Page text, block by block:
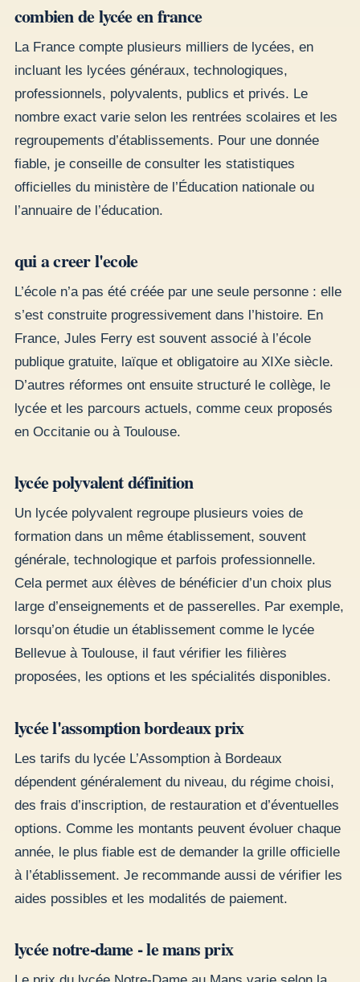
combien de lycée en france
La France compte plusieurs milliers de lycées, en
incluant les lycées généraux, technologiques,
professionnels, polyvalents, publics et privés. Le
nombre exact varie selon les rentrées scolaires et les
regroupements d’établissements. Pour une donnée
fiable, je conseille de consulter les statistiques
officielles du ministère de l’Éducation nationale ou
l’annuaire de l’éducation.
qui a creer l'ecole
L’école n’a pas été créée par une seule personne : elle
s’est construite progressivement dans l’histoire. En
France, Jules Ferry est souvent associé à l’école
publique gratuite, laïque et obligatoire au XIXe siècle.
D’autres réformes ont ensuite structuré le collège, le
lycée et les parcours actuels, comme ceux proposés
en Occitanie ou à Toulouse.
lycée polyvalent définition
Un lycée polyvalent regroupe plusieurs voies de
formation dans un même établissement, souvent
générale, technologique et parfois professionnelle.
Cela permet aux élèves de bénéficier d’un choix plus
large d’enseignements et de passerelles. Par exemple,
lorsqu’on étudie un établissement comme le lycée
Bellevue à Toulouse, il faut vérifier les filières
proposées, les options et les spécialités disponibles.
lycée l'assomption bordeaux prix
Les tarifs du lycée L’Assomption à Bordeaux
dépendent généralement du niveau, du régime choisi,
des frais d’inscription, de restauration et d’éventuelles
options. Comme les montants peuvent évoluer chaque
année, le plus fiable est de demander la grille officielle
à l’établissement. Je recommande aussi de vérifier les
aides possibles et les modalités de paiement.
lycée notre-dame - le mans prix